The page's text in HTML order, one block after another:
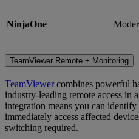
NinjaOne
TeamViewer Remote + Monitoring
TeamViewercombines powerful
industry-leading remote access in
integration means you can
immediately access affected
switching required.